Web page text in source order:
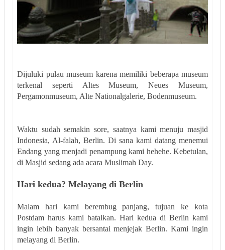
Dijuluki pulau museum karena memiliki beberapa museum
terkenal seperti Altes Museum, Neues Museum,
Pergamonmuseum, Alte Nationalgalerie, Bodenmuseum.
Waktu sudah semakin sore, saatnya kami menuju masjid
Indonesia, Al-falah, Berlin. Di sana kami datang menemui
Endang yang menjadi penampung kami hehehe. Kebetulan,
di Masjid sedang ada acara Muslimah Day.
Hari kedua? Melayang di Berlin
Malam hari kami berembug panjang, tujuan ke kota
Postdam harus kami batalkan. Hari kedua di Berlin kami
ingin lebih banyak bersantai menjejak Berlin. Kami ingin
melayang di Berlin.